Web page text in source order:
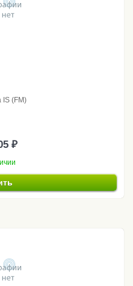
IS (FM)
₽